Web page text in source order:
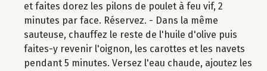
et faites dorez les pilons de poulet à feu vif, 2
minutes par face. Réservez. - Dans la même
sauteuse, chauffez le reste de l'huile d'olive puis
faites-y revenir l'oignon, les carottes et les navets
pendant 5 minutes. Versez l'eau chaude, ajoutez les